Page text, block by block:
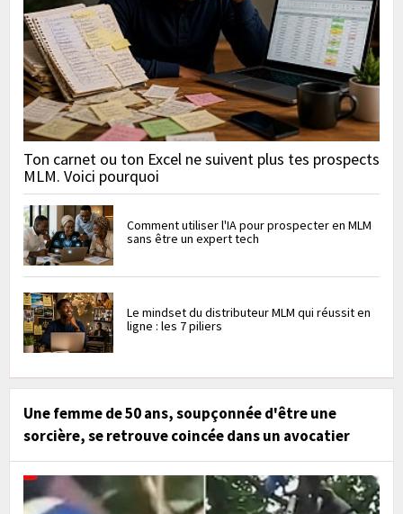
Ton carnet ou ton Excel ne suivent plus tes prospects
MLM. Voici pourquoi
Comment utiliser l'IA pour prospecter en MLM
sans être un expert tech
Le mindset du distributeur MLM qui réussit en
ligne : les 7 piliers
Une femme de 50 ans, soupçonnée d'être une
sorcière, se retrouve coincée dans un avocatier